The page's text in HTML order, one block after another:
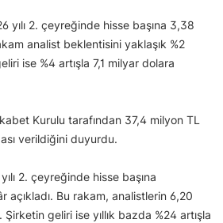
yılı 2. çeyreğinde hisse başına 3,38
analist beklentisini yaklaşık %2
ise %4 artışla 7,1 milyar dolara
Kurulu tarafından 37,4 milyon TL
verildiğini duyurdu.
2. çeyreğinde hisse başına
açıkladı. Bu rakam, analistlerin 6,20
Şirketin geliri ise yıllık bazda %24 artışla